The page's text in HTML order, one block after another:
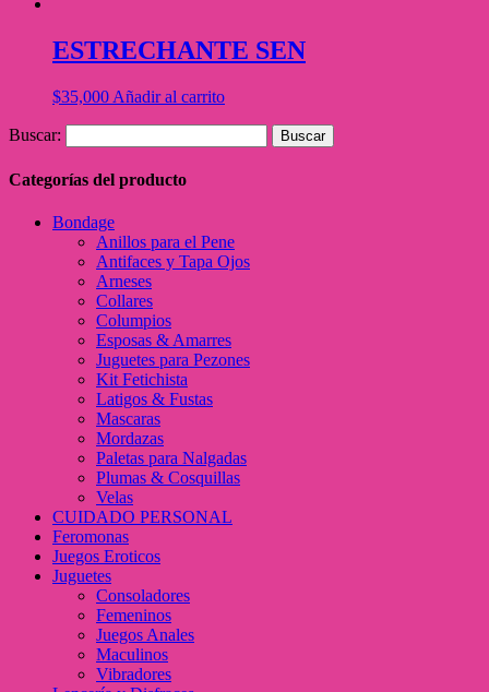
ESTRECHANTE SEN
$35,000 Añadir al carrito
Buscar:
Categorías del producto
Bondage
Anillos para el Pene
Antifaces y Tapa Ojos
Arneses
Collares
Columpios
Esposas & Amarres
Juguetes para Pezones
Kit Fetichista
Latigos & Fustas
Mascaras
Mordazas
Paletas para Nalgadas
Plumas & Cosquillas
Velas
CUIDADO PERSONAL
Feromonas
Juegos Eroticos
Juguetes
Consoladores
Femeninos
Juegos Anales
Maculinos
Vibradores